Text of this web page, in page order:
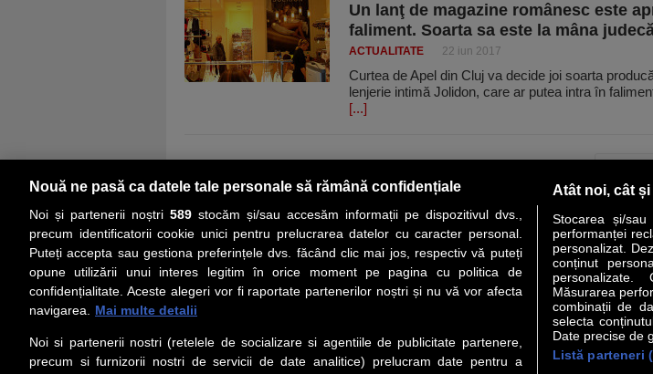
Un lanţ de magazine românesc este
faliment. Soarta sa este la mâna
ACTUALITATE 22 iun 2017
Curtea de Apel din Cluj va decide joi soarta
lenjerie intimă Jolidon, care ar putea intra în
[...]
PRIMA PAGINĂ COVER STORY LIDERI ANALIZE
Social
Urmareste-ne pe Facebook
iarul Financiar
Politica de confidentialitate
Nouă ne pasă ca datele tale personale să rămână confidențiale
Noi și partenerii noștri 589stocăm și/sau accesăm informații pe dispozitivul dvs.,
precum identificatorii cookie unici pentru prelucrarea datelor cu caracter personal.
Puteți accepta sau gestiona preferințele dvs. făcând clic mai jos, respectiv vă puteți
opune utilizării unui interes legitim în orice moment pe pagina cu politica de
confidențialitate. Aceste alegeri vor fi raportate partenerilor noștri și nu vă vor afecta
navigarea.
Mai multe detalii
Noi si partenerii nostri (retelele de socializare si agentiile de publicitate partenere,
precum si furnizorii nostri de servicii de date analitice) prelucram date pentru a
Atât noi, cât
Stocarea și/
performanței
personalizat.
conținut
personalizate.
Măsurarea
combinații de
selecta
Date precise de
Listă parteneri